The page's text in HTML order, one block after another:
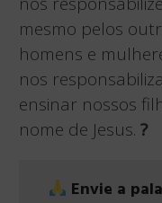
mesmo pelos
homens e
nos
ensinar nossos
nome de Jesus.?
Envie a